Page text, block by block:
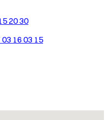
20 30
03 16 03 15